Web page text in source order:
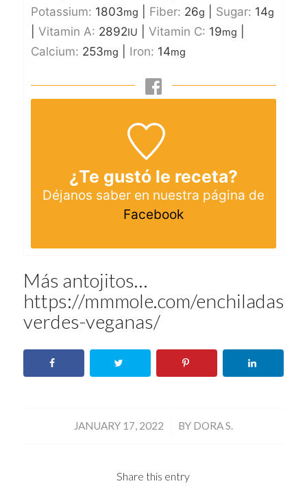
Potassium: 1803mg Fiber: 26g Sugar: 14g
Vitamin A: 2892IU Vitamin C: 19mg
Calcium: 253mg Iron: 14mg
¿Te gustó le receta?
Déjanos saber en nuestra página de
Facebook
Más antojitos…
https://mmmole.com/enchiladas-
verdes-veganas/
JANUARY 17, 2022
/ BY DORA S.
Share this entry